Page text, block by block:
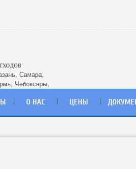
, Самара,
, Чебоксары,
О НАС ЦЕНЫ